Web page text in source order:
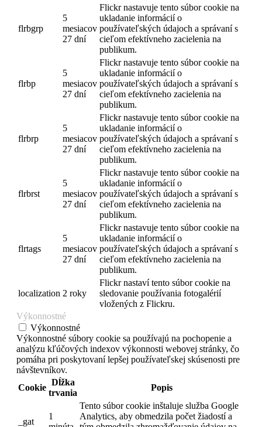
flrbgrp
5
mesiacov
27 dní
Flickr nastavuje tento súbor cookie na
ukladanie informácií o
používateľských údajoch a správaní s
cieľom efektívneho zacielenia na
publikum.
flrbp
5
mesiacov
27 dní
Flickr nastavuje tento súbor cookie na
ukladanie informácií o
používateľských údajoch a správaní s
cieľom efektívneho zacielenia na
publikum.
flrbrp
5
mesiacov
27 dní
Flickr nastavuje tento súbor cookie na
ukladanie informácií o
používateľských údajoch a správaní s
cieľom efektívneho zacielenia na
publikum.
flrbrst
5
mesiacov
27 dní
Flickr nastavuje tento súbor cookie na
ukladanie informácií o
používateľských údajoch a správaní s
cieľom efektívneho zacielenia na
publikum.
flrtags
5
mesiacov
27 dní
Flickr nastavuje tento súbor cookie na
ukladanie informácií o
používateľských údajoch a správaní s
cieľom efektívneho zacielenia na
publikum.
localization 2 roky
Flickr nastaví tento súbor cookie na
sledovanie používania fotogalérií
vložených z Flickru.
Výkonnostné
Výkonnostné
Výkonnostné súbory cookie sa používajú na pochopenie a
analýzu kľúčových indexov výkonnosti webovej stránky, čo
pomáha pri poskytovaní lepšej používateľskej skúsenosti pre
návštevníkov.
Cookie
Dĺžka
trvania
Popis
_gat
1
Tento súbor cookie inštaluje služba Google
Analytics, aby obmedzila počet žiadostí a